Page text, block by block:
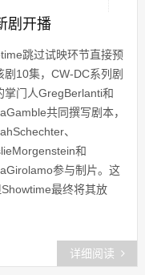
剧开播
跳过试映环节直接预
剧10集，CW-DC系列剧
掌门人GregBerlanti和
共同撰写剧本，
、
和
参与制片。这
最终将其放
详细阅读